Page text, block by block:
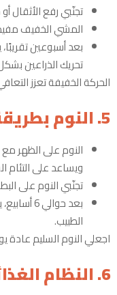
تجنّبي رفع الأثقال
المشي الخفيف مفيد
بعد أسبوعين
تحريك الذراعين
الحركة الخفيفة تعزز
5. النوم بطريقة صحيحة
النوم على الظهر
ويساعد على
تجنّبي النوم على
بعد
الطبيب.
اجعلي النوم السليم
6. النظام الغذائي